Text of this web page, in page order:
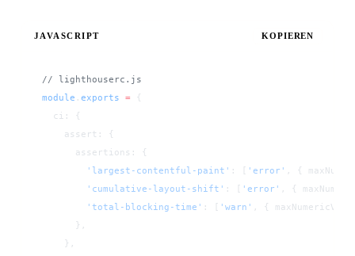
JAVASCRIPT KOPIEREN
// lighthouserc.js
module . exports = {
  ci: {
    assert: {
      assertions: {
        'largest-contentful-paint'
: [ 'error' , {
        'cumulative-layout-shift'
: [ 'error' , {
        'total-blocking-time'
: [ 'warn' , {
      },
    },